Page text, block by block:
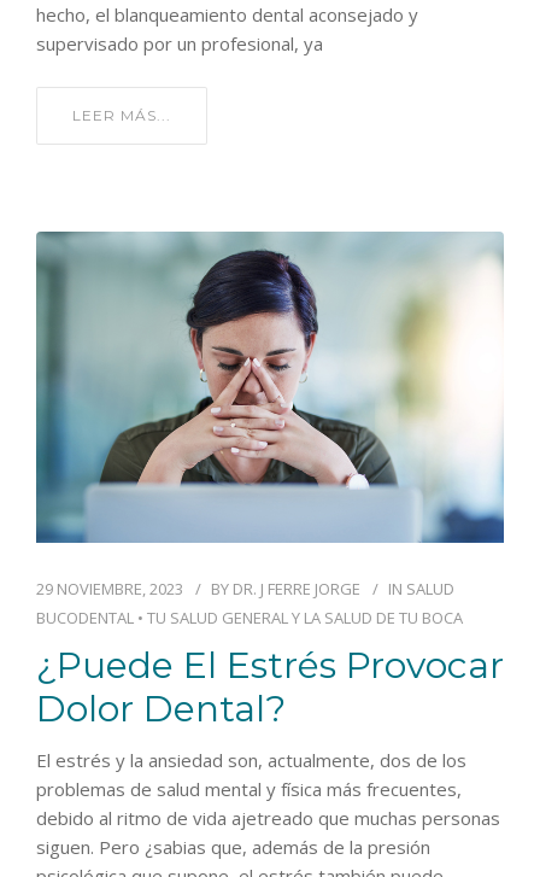
hecho, el blanqueamiento dental aconsejado y
supervisado por un profesional, ya
LEER MÁS...
29 NOVIEMBRE, 2023 BY DR. J FERRE JORGE IN SALUD
BUCODENTAL • TU SALUD GENERAL Y LA SALUD DE TU BOCA
¿Puede El Estrés Provocar
Dolor Dental?
El estrés y la ansiedad son, actualmente, dos de los
problemas de salud mental y física más frecuentes,
debido al ritmo de vida ajetreado que muchas personas
siguen. Pero ¿sabias que, además de la presión